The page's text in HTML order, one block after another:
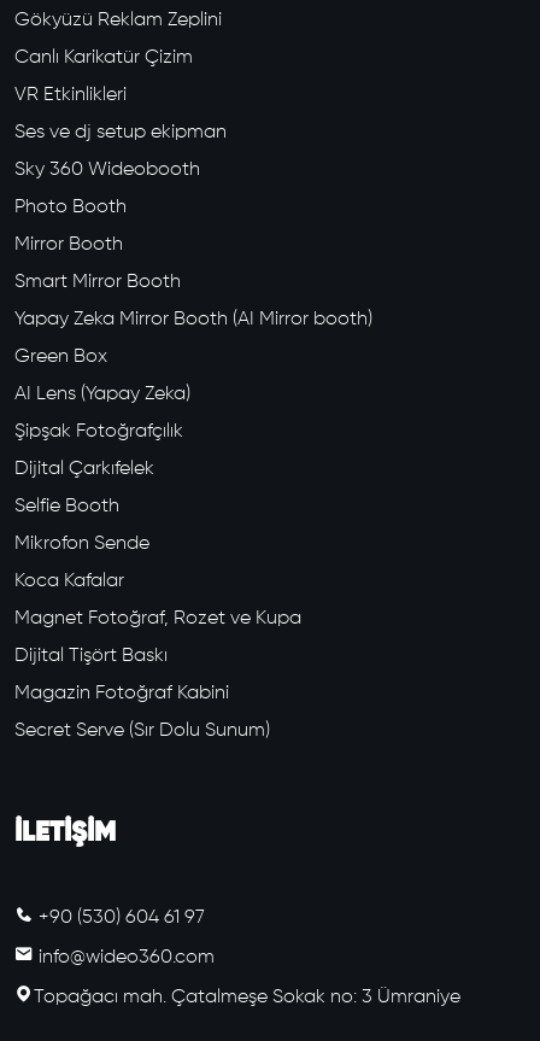
Gökyüzü Reklam Zeplini
Canlı Karikatür Çizim
VR Etkinlikleri
Ses ve dj setup ekipman
Sky 360 Wideobooth
Photo Booth
Mirror Booth
Smart Mirror Booth
Yapay Zeka Mirror Booth (AI Mirror booth)
Green Box
AI Lens (Yapay Zeka)
Şipşak Fotoğrafçılık
Dijital Çarkıfelek
Selfie Booth
Mikrofon Sende
Koca Kafalar
Magnet Fotoğraf, Rozet ve Kupa
Dijital Tişört Baskı
Magazin Fotoğraf Kabini
Secret Serve (Sır Dolu Sunum)
İLETİŞİM
+90 (530) 604 61 97
info@wideo360.com
Topağacı mah. Çatalmeşe Sokak no: 3 Ümraniye